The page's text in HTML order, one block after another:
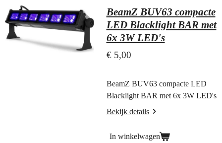
BeamZ BUV63 compacte
LED Blacklight BAR met
6x 3W LED's
€ 5,00
BeamZ BUV63 compacte LED
Blacklight BAR met 6x 3W LED's
Bekijk details
In winkelwagen